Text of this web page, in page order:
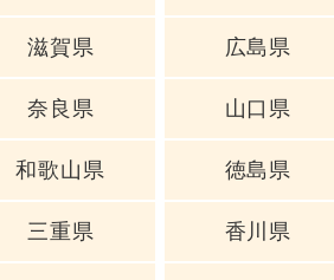
滋賀県
奈良県
和歌山県
三重県
広島県
山口県
徳島県
香川県